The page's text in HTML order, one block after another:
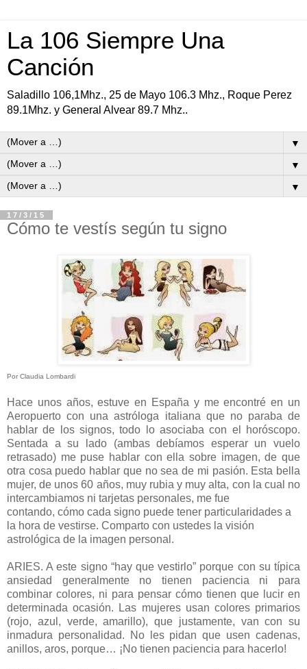
La 106 Siempre Una
Canción
Saladillo 106,1Mhz., 25 de Mayo 106.3 Mhz., Roque Perez
89.1Mhz. y General Alvear 89.7 Mhz..
▼
▼
▼
17/3/15
Cómo te vestís según tu signo
Por Claudia Lombardi
Hace unos años, estuve en España y me encontré en un
Aeropuerto con una astróloga italiana que no paraba de
hablar de los signos, todo lo asociaba con el horóscopo.
Sentada a su lado (ambas debíamos esperar un vuelo
retrasado) me puse hablar con ella sobre imagen, de que
otra cosa puedo hablar que no sea de mi pasión. Esta bella
mujer, de unos 60 años, muy rubia y muy alta, con la cual no
intercambiamos ni tarjetas personales, me fue
contando, cómo cada signo puede tener particularidades a
la hora de vestirse. Comparto con ustedes la visión
astrológica de la imagen personal.
ARIES. A este signo “hay que vestirlo” porque con su típica
ansiedad generalmente no tienen paciencia ni para
combinar colores, ni para pensar cómo tienen que lucir en
determinada ocasión. Las mujeres usan colores primarios
(rojo, azul, verde, amarillo), que justamente, van con su
inmadura personalidad. No les pidan que usen cadenas,
anillos, aros, porque… ¡No tienen paciencia para hacerlo!